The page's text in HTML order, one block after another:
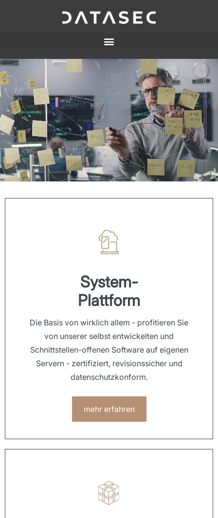
System-
Plattform
Die Basis von wirklich allem - profitieren Sie
von unserer selbst entwickelten und
Schnittstellen-offenen Software auf eigenen
Servern - zertifiziert, revisionssicher und
datenschutzkonform.
mehr erfahren